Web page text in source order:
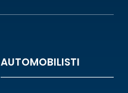
AUTOMOBILISTI